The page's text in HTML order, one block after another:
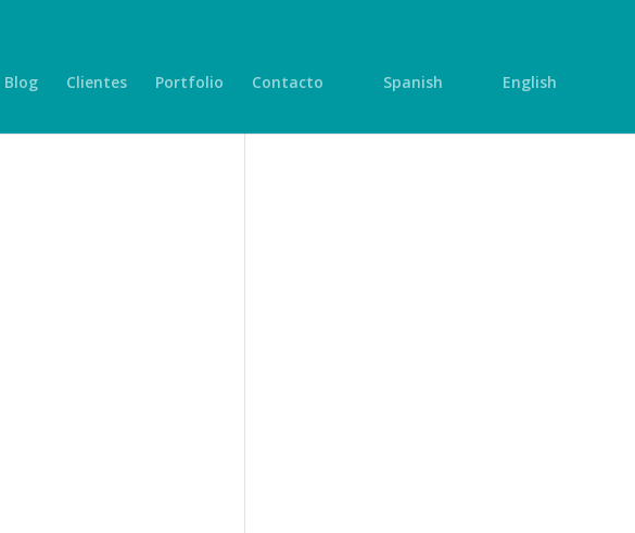
Blog Clientes Portfolio Contacto Spanish English